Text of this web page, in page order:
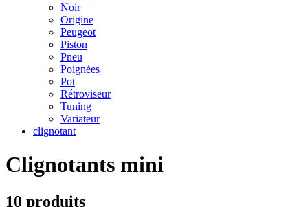
Noir
Origine
Peugeot
Piston
Pneu
Poignées
Pot
Rétroviseur
Tuning
Variateur
clignotant
Clignotants mini
10 produits